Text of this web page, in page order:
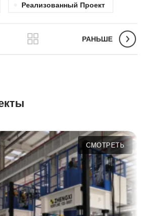
Реализованный Проект
РАНЬШЕ
СМОТРЕТЬ